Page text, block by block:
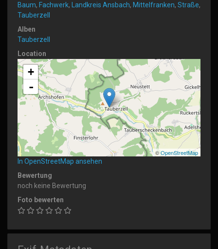
Baum, Fachwerk, Landkreis Ansbach, Mittelfranken, Straße,
Tauberzell
Alben
Tauberzell
Location
+
-
©OpenStreetMap
In OpenStreetMap ansehen
Bewertung
noch keine Bewertung
Foto bewerten